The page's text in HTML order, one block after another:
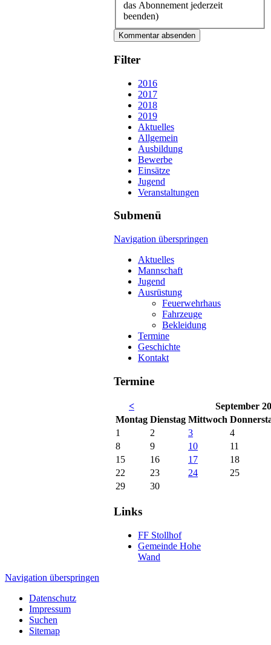
das Abonnement jederzeit
beenden)
Kommentar absenden
Filter
2016
2017
2018
2019
Aktuelles
Allgemein
Ausbildung
Bewerbe
Einsätze
Jugend
Veranstaltungen
Submenü
Navigation überspringen
Aktuelles
Mannschaft
Jugend
Ausrüstung
Feuerwehrhaus
Fahrzeuge
Bekleidung
Termine
Geschichte
Kontakt
Termine
<
September
Montag Dienstag Mittwoch Do
1
2 3
4
8
9 10
11
15
16 17
18
22
23 24
25
29
30
Links
FF Stollhof
Gemeinde Hohe
Wand
Navigation überspringen
Datenschutz
Impressum
Suchen
Sitemap